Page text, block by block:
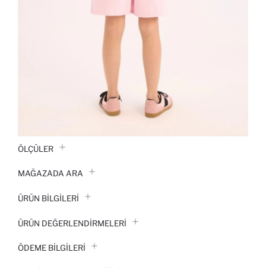
ÖLÇÜLER
MAĞAZADA ARA
ÜRÜN BILGILERI
ÜRÜN DEĞERLENDİRMELERİ
ÖDEME BİLGİLERİ